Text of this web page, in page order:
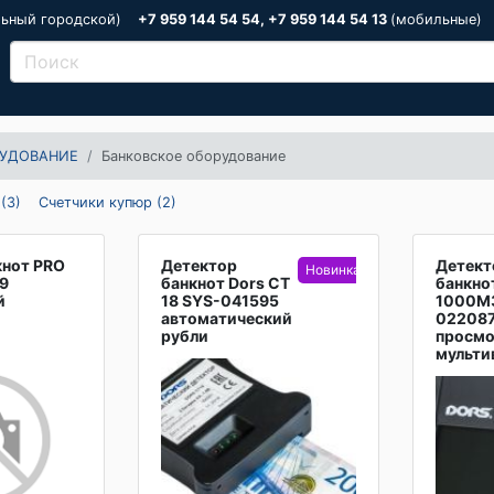
городской) +7 959 144 54 54, +7 959 144 54 13 (мобильные)
Банковское оборудование
Счетчики купюр (2)
PRO
Детектор
банкнот Dors CT
18 SYS-041595
автоматический
рубли